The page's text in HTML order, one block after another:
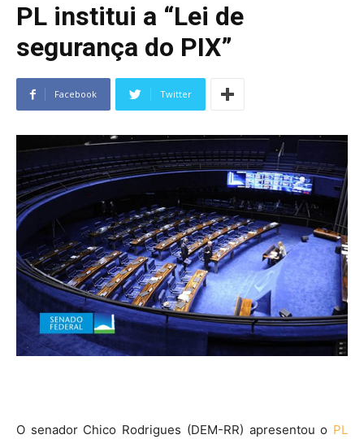
PL institui a “Lei de
segurança do PIX”
Facebook Twitter
O senador Chico Rodrigues (DEM-RR) apresentou o PL